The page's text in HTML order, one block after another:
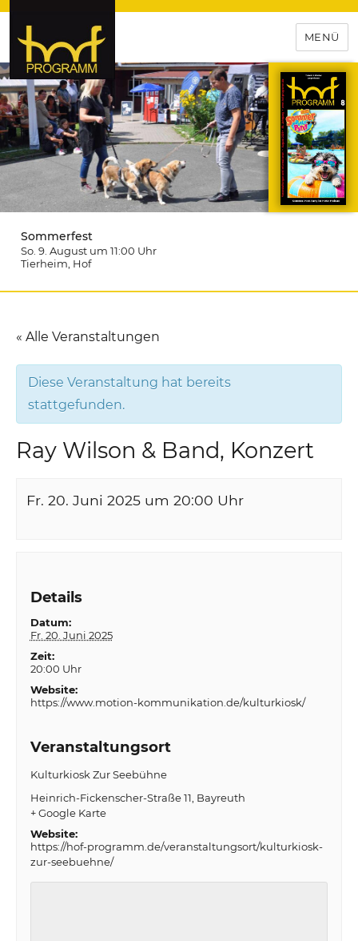
hof-programm – das
Veranstaltungsportal für
Hochfranken
MENÜ
Sommerfest
So. 9. August um 11:00 Uhr
Tierheim , Hof
« Alle Veranstaltungen
Diese Veranstaltung hat bereits
stattgefunden.
Ray Wilson & Band, Konzert
Fr. 20. Juni 2025 um 20:00 Uhr
Details
Datum:
Fr. 20. Juni 2025
Zeit:
20:00 Uhr
Website:
https://www.motion-kommunikation.de/kulturkiosk/
Veranstaltungsort
Kulturkiosk Zur Seebühne
Heinrich-Fickenscher-Straße 11 Bayreuth
+ Google Karte
Website:
https://hof-programm.de/veranstaltungsort/kulturkiosk-
zur-seebuehne/